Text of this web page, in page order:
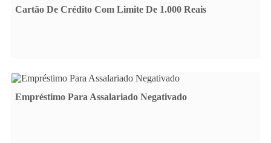
Cartão De Crédito Com Limite De 1.000 Reais
Empréstimo Para Assalariado Negativado